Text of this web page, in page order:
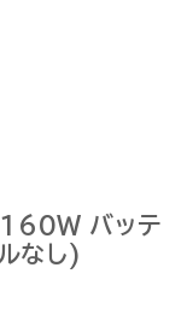
バッテ
なし)